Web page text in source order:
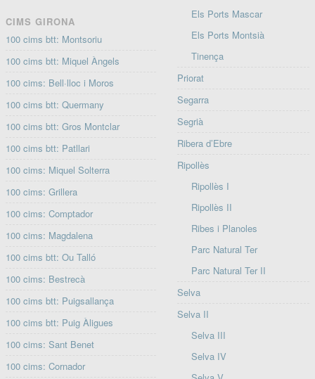
CIMS GIRONA
100 cims btt: Montsoriu
100 cims btt: Miquel Àngels
100 cims: Bell·lloc i Moros
100 cims btt: Quermany
100 cims btt: Gros Montclar
100 cims btt: Patllari
100 cims: Miquel Solterra
100 cims: Grillera
100 cims: Comptador
100 cims: Magdalena
100 cims btt: Ou Talló
100 cims: Bestrecà
100 cims btt: Puigsallança
100 cims btt: Puig Àligues
100 cims: Sant Benet
100 cims: Cornador
Els Ports Mascar
Els Ports Montsià
Tinença
Priorat
Segarra
Segrià
Ribera d’Ebre
Ripollès
Ripollès I
Ripollès II
Ribes i Planoles
Parc Natural Ter
Parc Natural Ter II
Selva
Selva II
Selva III
Selva IV